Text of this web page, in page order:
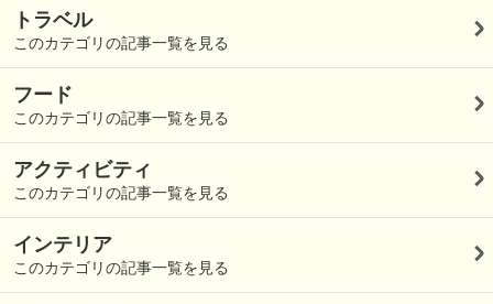
トラベル
このカテゴリの記事一覧を見る
フード
このカテゴリの記事一覧を見る
アクティビティ
このカテゴリの記事一覧を見る
インテリア
このカテゴリの記事一覧を見る